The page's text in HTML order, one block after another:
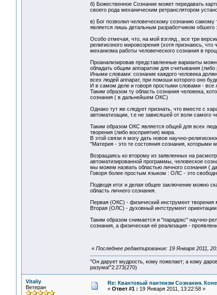
б) Божественное Сознание может передавать
своего рода механическим ретранслятором
в) Бог позволил человеческому сознанию самому
является лишь детальным разработчиком
Особо отмечая, что, на мой взгляд , все три
религиозного мировозрения (хотя признаюсь,
механизма работы человеческого сознания в
Проанализировав представленные варианты
обладать общим аппаратом для считывания (либо
Иными словами: сознание каждого человека
всех людей аппарат, при помоши которого оно
И в самом деле и говоря простыми словами - все
Таким образом ту область сознания человека,
сознания ( в дальнейшем ОКС)
Однако тут же следует признать, что вместе с
автоматизации, т.е не зависяшей от воли самого
Таким образом ОКС является общей для всех
творения (либо восприятия) мира.
В этой связи я могу дать новое научно-
"Материя - это те состояния сознания,
Возращаясь ко второму из заявленных на
автоматизированной программы, человеское
мы можем назвать областью личного сознания (
Говоря более простым языком : ОЛС - это
Подводя итог и делая общее заключение можно
область личного сознания.
Первая (ОКС) - физический инструмент творения
Вторая (ОЛС) - духовный интструмент
Таким образом снимается и "парадокс" научно-
сознания, а физическая её реализация -
« Последнее редактирование: 19 Января 2011,
"Он дарует мудрость, кому пожелает; а кому
разума!"2:273(270)
Vitaliy
Ветеран
Re: Квантовый пантеизм Сознания.
« Ответ #1 : 19 Января 2011, 13:22:58 »